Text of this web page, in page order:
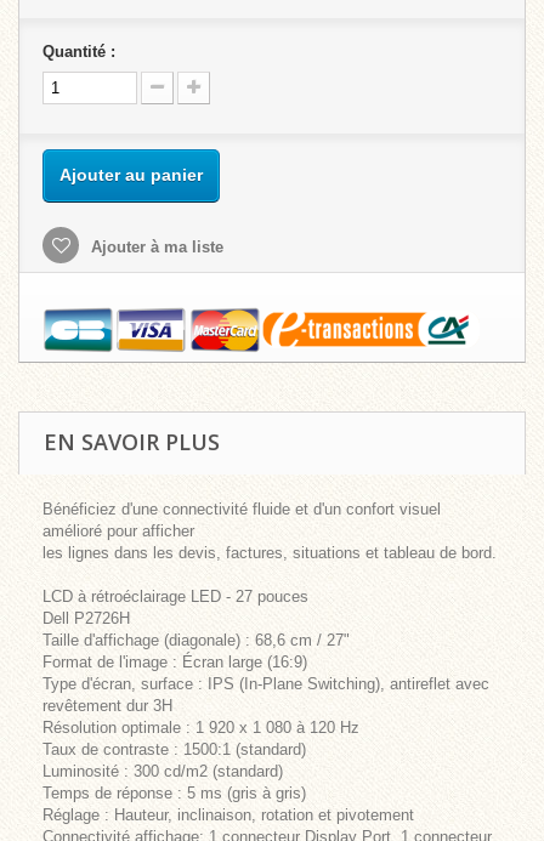
Quantité :
Ajouter au panier
Ajouter à ma liste
EN SAVOIR PLUS
Bénéficiez d'une connectivité fluide et d'un confort visuel
amélioré pour afficher
les lignes dans les devis, factures, situations et tableau de bord.
LCD à rétroéclairage LED - 27 pouces
Dell P2726H
Taille d'affichage (diagonale) : 68,6 cm / 27"
Format de l'image : Écran large (16:9)
Type d'écran, surface : IPS (In-Plane Switching), antireflet avec
revêtement dur 3H
Résolution optimale : 1 920 x 1 080 à 120 Hz
Taux de contraste : 1500:1 (standard)
Luminosité : 300 cd/m2 (standard)
Temps de réponse : 5 ms (gris à gris)
Réglage : Hauteur, inclinaison, rotation et pivotement
Connectivité affichage: 1 connecteur Display Port, 1 connecteur